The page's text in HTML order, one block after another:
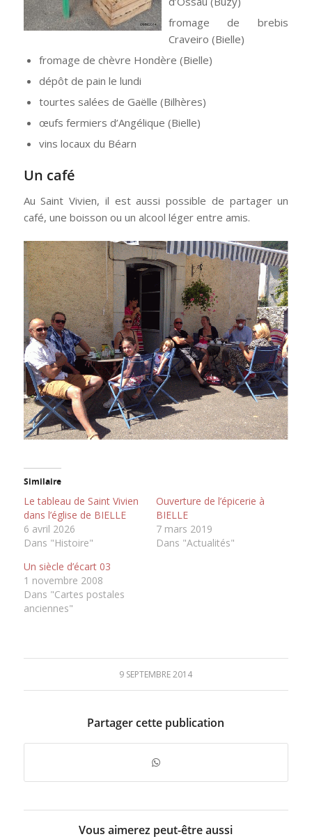
fromage de brebis
Craveiro (Bielle)
fromage de chèvre Hondère (Bielle)
dépôt de pain le lundi
tourtes salées de Gaëlle (Bilhères)
œufs fermiers d’Angélique (Bielle)
vins locaux du Béarn
Un café
Au Saint Vivien, il est aussi possible de partager un
café, une boisson ou un alcool léger entre amis.
Similaire
Le tableau de Saint Vivien
dans l’église de BIELLE
6 avril 2026
Dans "Histoire"
Ouverture de l’épicerie à
BIELLE
7 mars 2019
Dans "Actualités"
Un siècle d’écart 03
1 novembre 2008
Dans "Cartes postales
anciennes"
9 SEPTEMBRE 2014
Partager cette publication
Vous aimerez peut-être aussi